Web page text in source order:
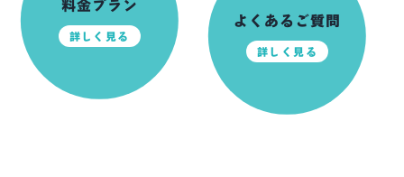
料金プラン
詳しく見る
よくあるご質問
詳しく見る